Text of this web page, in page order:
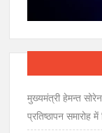
मुख्यमंत्री हेमन्त
प्रतिष्ठापन समारोह में